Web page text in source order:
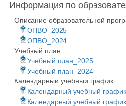
Информация по
Описание образовательной
ОПВО_2025
ОПВО_2024
Учебный план
Учебный план_2025
Учебный план_2024
Календарный учебный график
Календарный учебный
Календарный учебный